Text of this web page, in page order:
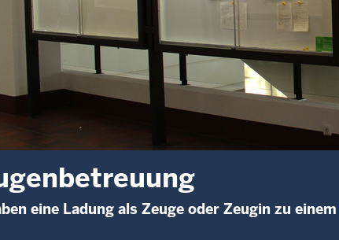
eine Ladung als Zeuge oder Zeugin zu